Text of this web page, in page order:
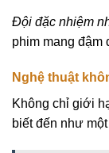
Đội đặc nhiệm
phim mang đậm
Nghệ thuật
Không chỉ giới
biết đến như